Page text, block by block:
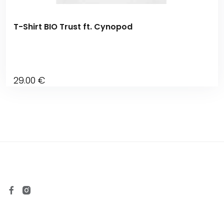
T-Shirt BIO Trust ft. Cynopod
29.00 €